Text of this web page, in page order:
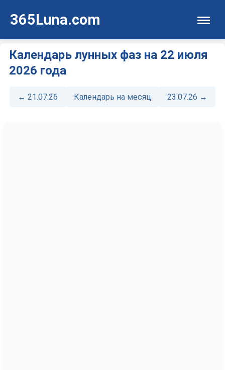
365Luna.com
Календарь лунных фаз на 22 июля
2026 года
← 21.07.26 Календарь на месяц 23.07.26 →